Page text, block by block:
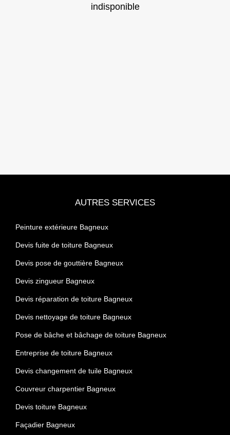
indisponible
AUTRES SERVICES
Peinture extérieure Bagneux
Devis fuite de toiture Bagneux
Devis pose de gouttière Bagneux
Devis zingueur Bagneux
Devis réparation de toiture Bagneux
Devis nettoyage de toiture Bagneux
Pose de bâche et bâchage de toiture Bagneux
Entreprise de toiture Bagneux
Devis changement de tuile Bagneux
Couvreur charpentier Bagneux
Devis toiture Bagneux
Façadier Bagneux